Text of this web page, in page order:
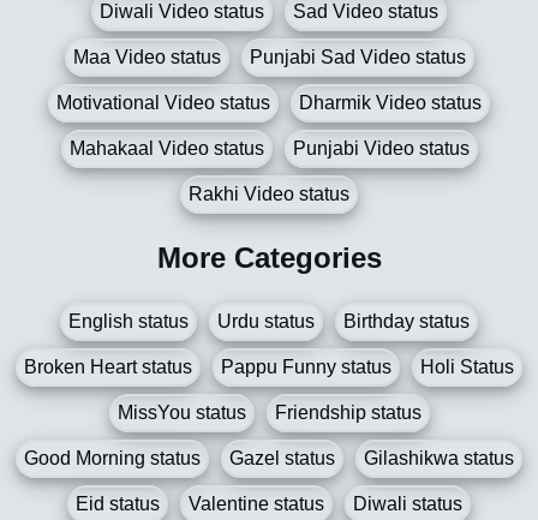
Diwali Video status Sad Video status
Maa Video status Punjabi Sad Video status
Motivational Video status Dharmik Video status
Mahakaal Video status Punjabi Video status
Rakhi Video status
More Categories
English status Urdu status Birthday status
Broken Heart status Pappu Funny status Holi Status
MissYou status Friendship status
Good Morning status Gazel status Gilashikwa status
Eid status Valentine status Diwali status